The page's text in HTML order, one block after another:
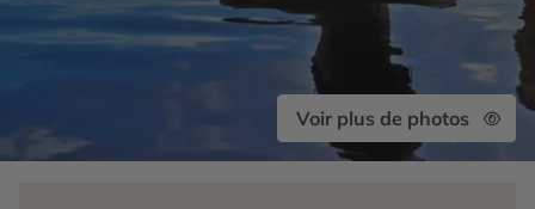
Voir plus de photos